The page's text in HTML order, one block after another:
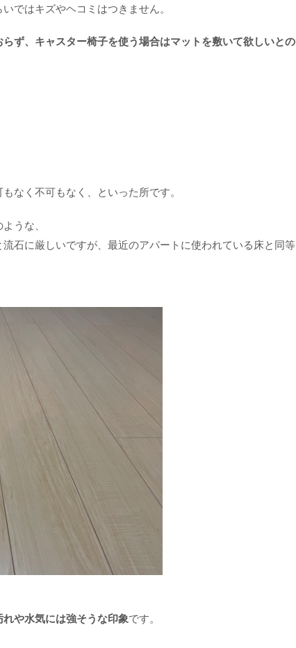
ではキズやヘコミはつきません。
ず、キャスター椅子を使う場合はマットを敷いて欲しいとの
なく不可もなく、といった所です。
うな、
石に厳しいですが、最近のアパートに使われている床と同等
や水気には強そうな印象です。